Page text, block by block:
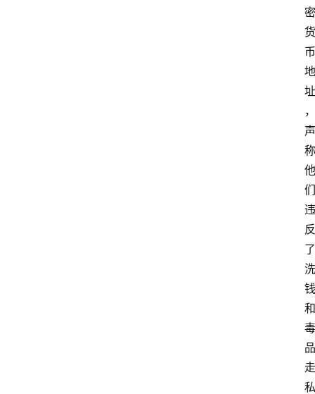
密
货
币
地
址
，
声
称
他
们
违
反
了
洗
钱
和
毒
品
走
私